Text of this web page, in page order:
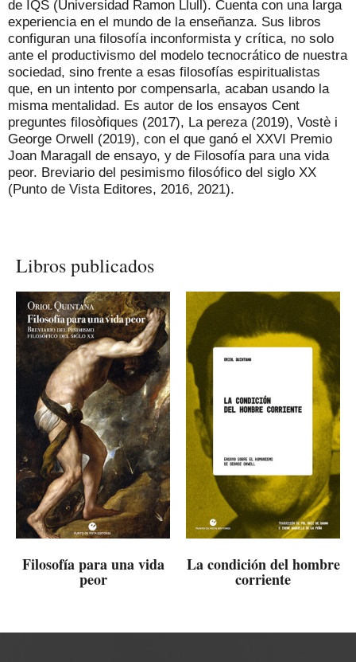
de IQS (Universidad Ramon Llull). Cuenta con una larga
experiencia en el mundo de la enseñanza. Sus libros
configuran una filosofía inconformista y crítica, no solo
ante el productivismo del modelo tecnocrático de nuestra
sociedad, sino frente a esas filosofías espiritualistas
que, en un intento por compensarla, acaban usando la
misma mentalidad. Es autor de los ensayos Cent
preguntes filosòfiques (2017), La pereza (2019), Vostè i
George Orwell (2019), con el que ganó el XXVI Premio
Joan Maragall de ensayo, y de Filosofía para una vida
peor. Breviario del pesimismo filosófico del siglo XX
(Punto de Vista Editores, 2016, 2021).
Libros publicados
Filosofía para una vida
peor
La condición del hombre
corriente